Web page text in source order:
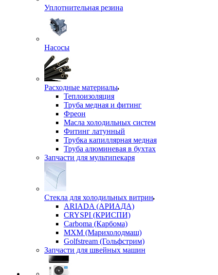
Уплотнительная резина
Насосы
Расходные материалы
Теплоизоляция
Труба медная и фитинг
Фреон
Масла холодильных систем
Фитинг латунный
Трубка капиллярная медная
Труба алюминевая в бухтах
Запчасти для мультипекаря
Стекла для холодильных витрин
ARIADA (АРИАДА)
CRYSPI (КРИСПИ)
Carboma (Карбома)
MXM (Марихолодмаш)
Golfstream (Гольфстрим)
Запчасти для швейных машин